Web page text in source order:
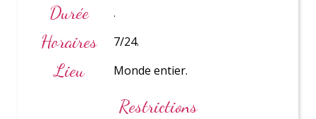
Durée .
Horaires 7/24.
Lieu Monde entier.
Restrictions